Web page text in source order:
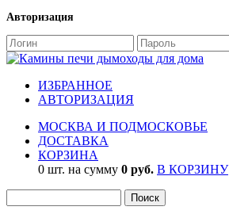
Авторизация
ИЗБРАННОЕ
АВТОРИЗАЦИЯ
МОСКВА И ПОДМОСКОВЬЕ
ДОСТАВКА
КОРЗИНА
0 шт. на сумму 0 руб. В КОРЗИНУ